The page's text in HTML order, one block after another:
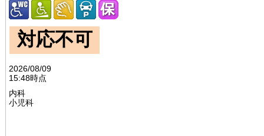
対応不可
2026/08/09
15:48時点
内科
小児科